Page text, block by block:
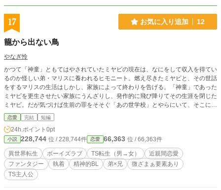
17 お気に入り追加 12
籠から出ない鳥
やなぎ怜
かつて「神童」ともてはやされていたミヤビの現在は、なにをして収入を得てい
るのか怪しい弟・マリスに養われるヒモニート。燃え尽きたミヤビと、その世話
をするマリスの生活はしかし、家族によって終わりを告げる。「神童」であった
ミヤビを更生させたい家族にうんざりし、発作的に飛び降りてその生涯を閉じた
ミヤビ。だが気づけば生前の罪をそそぐ「あの世学校」とやらにいて、そこには
後追い自殺を遂げたマリスもいた。「いっしょに転生しようね♡」と言うマリス
をぶっちし、異世界転生を果たしたミヤビ。前世とあの世の記憶を失ったミヤビ
改めミーヤだったが、なぜかすべての記憶を持って生まれ変わったマリスが現れ
たことで、ミーヤもまたすべての記憶を思い出してしまい――。 ※現代日本（B
L）→あの世学校（BL）→異世界ファンタジー学園（ガワ男女・中身BL）。ど
うしようもねえ（元）兄弟の話。TS要素はほんのり香るていどしかありませ
ん。 ※他投稿サイトにも掲載。
恋愛 完結 短編
24h.ポイント 0pt
小説 228,744 位 / 228,744件 恋愛 66,363 位 / 66,363件
異世界転生 ボーイズラブ TS転生（男→女）
近親間恋愛
ファンタジー
執着 精神的BL 弟×兄
微ざまぁ要素あり
TS主人公